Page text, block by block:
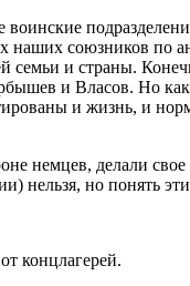
наших союзников по
семьи и страны.
и Власов. Но
и жизнь, и
немцев, делали
нельзя, но понять
концлагерей.